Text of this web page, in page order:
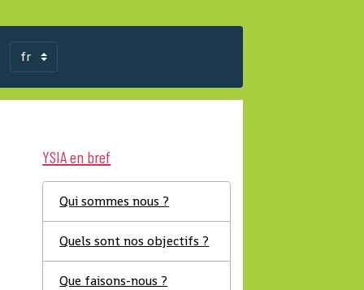
YSIA en bref
Qui sommes nous ?
Quels sont nos objectifs ?
Que faisons-nous ?